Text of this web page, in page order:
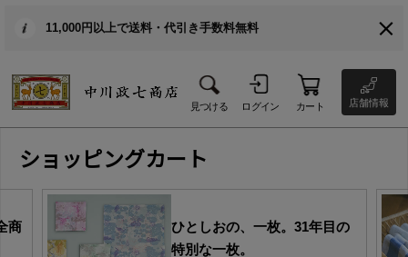
11,000円以上で送料・代引き手数料無料
見つける ログイン カート 店舗情報
ショッピングカート
商
ひとしおの、一枚。31年目の
特別な一枚。